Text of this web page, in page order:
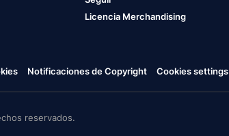
Licencia Merchandising
Notificaciones de Copyright Cookies settings
reservados.